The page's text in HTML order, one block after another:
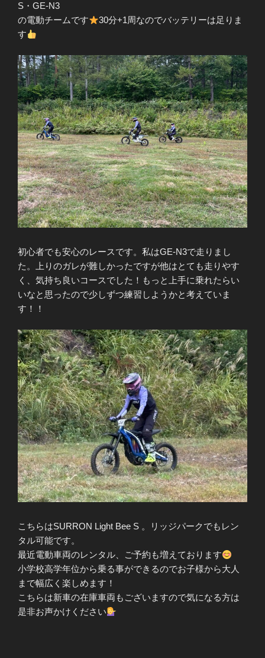
S・GE-N3
の電動チームです
30分+1周なのでバッテリーは足りま
す
初心者でも安心のレースです。私はGE-N3で走りまし
た。上りのガレが難しかったですが他はとても走りやす
く、気持ち良いコースでした！もっと上手に乗れたらい
いなと思ったので少しずつ練習しようかと考えていま
す！！
こちらはSURRON Light Bee S 。リッジパークでもレン
タル可能です。
最近電動車両のレンタル、ご予約も増えております
小学校高学年位から乗る事ができるのでお子様から大人
まで幅広く楽しめます！
こちらは新車の在庫車両もございますので気になる方は
是非お声かけください